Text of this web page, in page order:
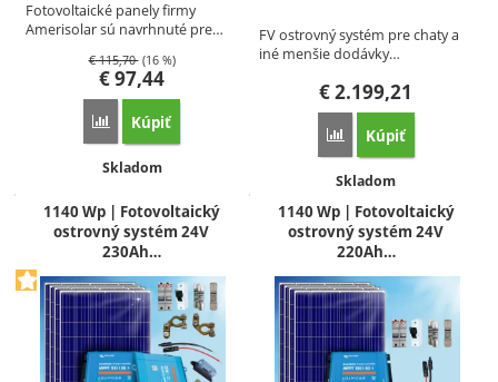
Fotovoltaické panely firmy
Amerisolar sú navrhnuté pre…
€115,70 (16 %)
€97,44
Porovnať
Kúpiť
Dostupnosť:
Skladom
FV ostrovný systém pre chaty a
iné menšie dodávky…
€2.199,21
Porovnať
Kúpiť
Dostupnosť:
Skladom
1140 Wp | Fotovoltaický
ostrovný systém 24V
230Ah…
1140 Wp | Fotovoltaický
ostrovný systém 24V
220Ah…